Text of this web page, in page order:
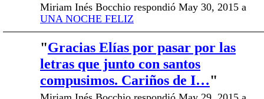
Miriam Inés Bocchio respondió May 30, 2015 a
UNA NOCHE FELIZ
"Gracias Elías por pasar por las
letras que junto con santos
compusimos. Cariños de I…"